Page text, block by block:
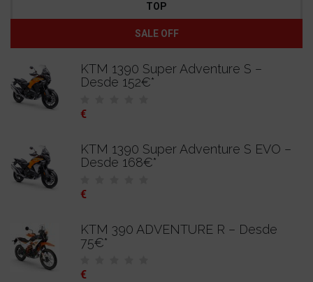
TOP
SALE OFF
KTM 1390 Super Adventure S –
Desde 152€*
€
KTM 1390 Super Adventure S EVO –
Desde 168€*
€
KTM 390 ADVENTURE R – Desde
75€*
€